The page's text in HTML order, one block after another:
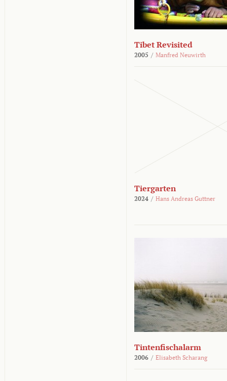
Tibet Revisited
2005 / Manfred Neuwirth
Tiergarten
2024 / Hans Andreas Guttner
Tintenfischalarm
2006 / Elisabeth Scharang